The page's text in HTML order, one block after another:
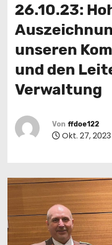
26.10.23:
unseren
und den
Verwaltung
Von ffdoe122
Okt. 27, 2023